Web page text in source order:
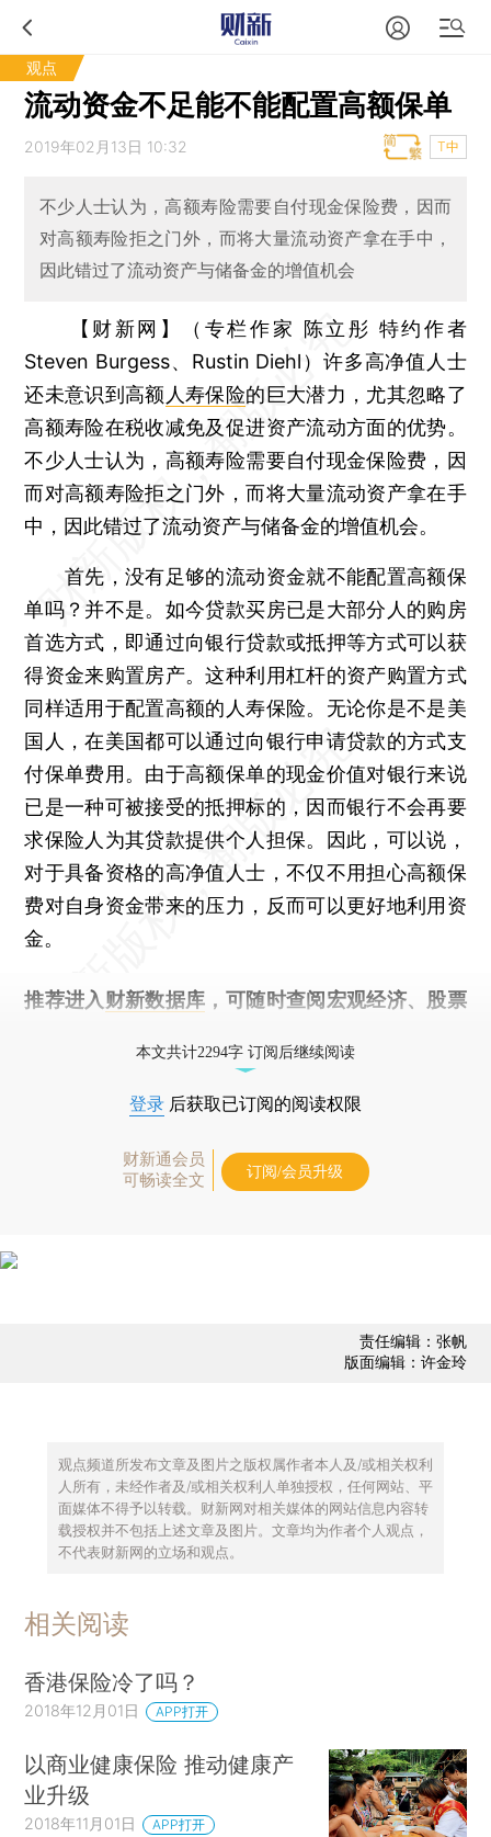
观点
流动资金不足能不能配置高额保单
2019年02月13日 10:32 T中
不少人士认为，高额寿险需要自付现金保险费，因而
对高额寿险拒之门外，而将大量流动资产拿在手中，
因此错过了流动资产与储备金的增值机会
【财新网】（专栏作家 陈立彤 特约作者
Steven Burgess、Rustin Diehl） 许多高净值人士
还未意识到高额 人寿保险的巨大潜力，尤其忽略了
高额寿险在税收减免及促进资产流动方面的优势。
不少人士认为，高额寿险需要自付现金保险费，因
而对高额寿险拒之门外，而将大量流动资产拿在手
中，因此错过了流动资产与储备金的增值机会。
首先，没有足够的流动资金就不能配置高额保
单吗？并不是。如今贷款买房已是大部分人的购房
首选方式，即通过向银行贷款或抵押等方式可以获
得资金来购置房产。这种利用杠杆的资产购置方式
同样适用于配置高额的人寿保险。无论你是不是美
国人，在美国都可以通过向银行申请贷款的方式支
付保单费用。由于高额保单的现金价值对银行来说
已是一种可被接受的抵押标的，因而银行不会再要
求保险人为其贷款提供个人担保。因此，可以说，
对于具备资格的高净值人士，不仅不用担心高额保
费对自身资金带来的压力，反而可以更好地利用资
金。
推荐进入 财新数据库 ，可随时查阅宏观经济、股票
本文共计2294字 订阅后继续阅读
登录 后获取已订阅的阅读权限
财新通会员
可畅读全文
订阅/会员升级
责任编辑：张帆
版面编辑：许金玲
观点频道所发布文章及图片之版权属作者本人及/或相关权利
人所有，未经作者及/或相关权利人单独授权，任何网站、平
面媒体不得予以转载。财新网对相关媒体的网站信息内容转
载授权并不包括上述文章及图片。文章均为作者个人观点，
不代表财新网的立场和观点。
相关阅读
香港保险冷了吗？
2018年12月01日 APP打开
以商业健康保险 推动健康产
业升级
2018年11月01日 APP打开